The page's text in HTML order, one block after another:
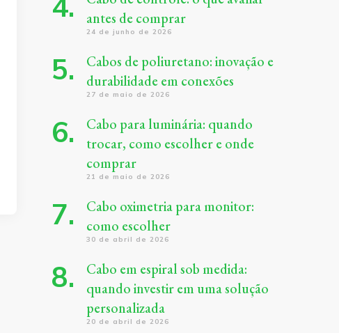
antes de comprar
24 de junho de 2026
Cabos de poliuretano: inovação e
durabilidade em conexões
27 de maio de 2026
Cabo para luminária: quando
trocar, como escolher e onde
comprar
21 de maio de 2026
Cabo oximetria para monitor:
como escolher
30 de abril de 2026
Cabo em espiral sob medida:
quando investir em uma solução
personalizada
20 de abril de 2026